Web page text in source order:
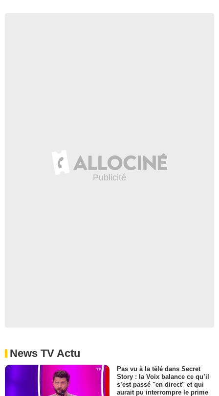
News TV Actu
Pas vu à la télé dans Secret
Story : la Voix balance ce qu’il
s’est passé "en direct" et qui
aurait pu interrompre le prime